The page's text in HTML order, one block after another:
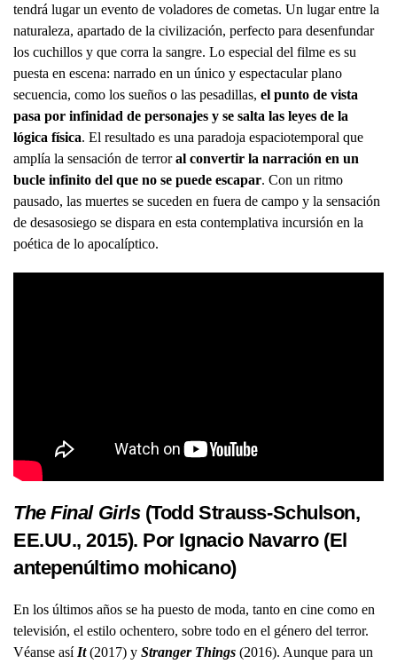
tendrá lugar un evento de voladores de cometas. Un lugar entre la
naturaleza, apartado de la civilización, perfecto para desenfundar
los cuchillos y que corra la sangre. Lo especial del filme es su
puesta en escena: narrado en un único y espectacular plano
secuencia, como los sueños o las pesadillas, el punto de vista
pasa por infinidad de personajes y se salta las leyes de la
lógica física. El resultado es una paradoja espaciotemporal que
amplía la sensación de terroral convertir la narración en un
bucle infinito del que no se puede escapar. Con un ritmo
pausado, las muertes se suceden en fuera de campo y la sensación
de desasosiego se dispara en esta contemplativa incursión en la
poética de lo apocalíptico.
The Final Girls (Todd Strauss-Schulson,
EE.UU., 2015). Por Ignacio Navarro (El
antepenúltimo mohicano)
En los últimos años se ha puesto de moda, tanto en cine como en
televisión, el estilo ochentero, sobre todo en el género del terror.
Véanse así It(2017) y Stranger Things (2016). Aunque para un